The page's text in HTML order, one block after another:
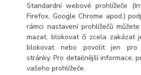
Standardní webové prohlížeče
Firefox, Google Chrome apod.)
rámci nastavení prohlížečů
mazat, blokovat či zcela zakázat
blokovat nebo povolit jen pro
stránky. Pro detailnější informace,
vašeho prohlížeče.